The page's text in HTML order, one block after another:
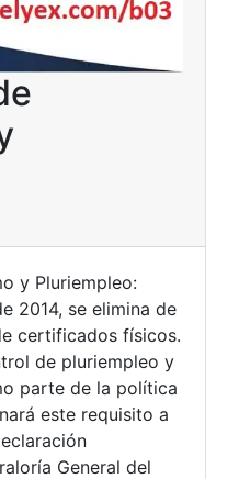
y Pluriempleo:
2014, se elimina de
certificados físicos.
de pluriempleo y
parte de la política
este requisito a
General del